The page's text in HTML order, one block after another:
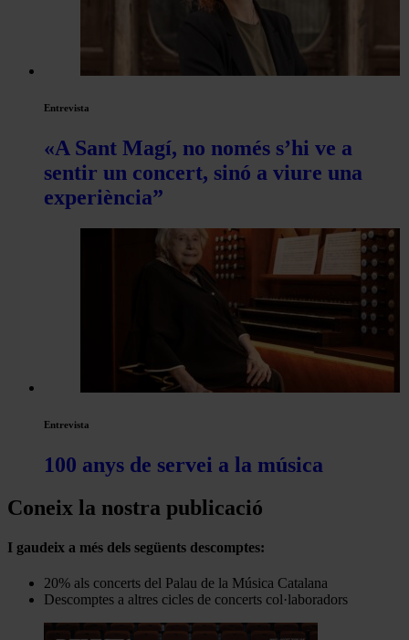
Entrevista
«A Sant Magí, no només s’hi ve a
sentir un concert, sinó a viure una
experiència”
Entrevista
100 anys de servei a la música
Coneix la nostra publicació
I gaudeix a més dels següents descomptes:
20% als concerts del Palau de la Música Catalana
Descomptes a altres cicles de concerts col·laboradors